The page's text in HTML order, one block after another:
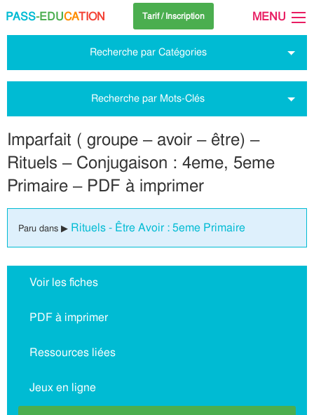
PASS-EDUCATION Tarif / Inscription MENU
Recherche par Catégories
Recherche par Mots-Clés
Imparfait ( groupe – avoir – être) –
Rituels – Conjugaison : 4eme, 5eme
Primaire – PDF à imprimer
Paru dans ▶ Rituels - Être Avoir : 5eme Primaire
Voir les fiches
PDF à imprimer
Ressources liées
Jeux en ligne